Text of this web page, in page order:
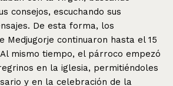
consejos, escuchando sus
De esta forma, los
Medjugorje continuaron hasta el 15
mismo tiempo, el párroco empezó
en la iglesia, permitiéndoles
y en la celebración de la